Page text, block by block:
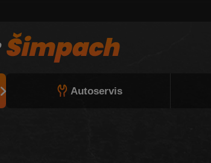
Autoservis